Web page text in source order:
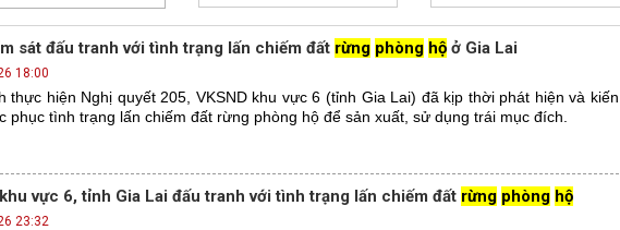
sát đấu tranh với tình trạng lấn chiếm đất rừng phòng hộ ở Gia Lai
18:00
thực hiện Nghị quyết 205, VKSND khu vực 6 (tỉnh Gia Lai) đã kịp thời phát hiện và kiến
phục tình trạng lấn chiếm đất rừng phòng hộ để sản xuất, sử dụng trái mục đích.
vực 6, tỉnh Gia Lai đấu tranh với tình trạng lấn chiếm đất rừng phòng hộ
23:32